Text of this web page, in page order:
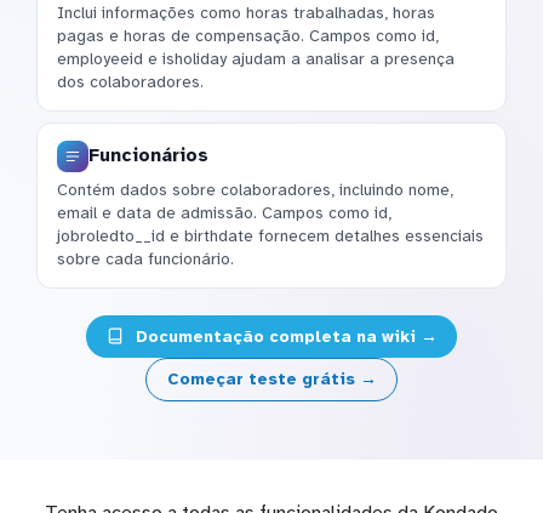
Inclui informações como horas trabalhadas, horas
pagas e horas de compensação. Campos como id,
employeeid e isholiday ajudam a analisar a presença
dos colaboradores.
Funcionários
Contém dados sobre colaboradores, incluindo nome,
email e data de admissão. Campos como id,
jobroledto__id e birthdate fornecem detalhes essenciais
sobre cada funcionário.
Documentação completa na wiki →
Começar teste grátis →